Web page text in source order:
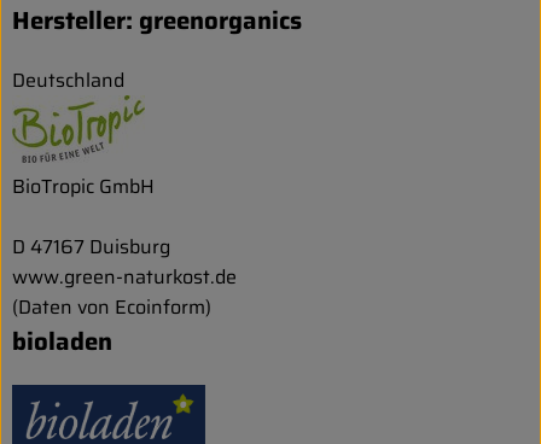
Hersteller: greenorganics
Deutschland
BioTropic GmbH
D 47167 Duisburg
www.green-naturkost.de
(Daten von Ecoinform)
bioladen